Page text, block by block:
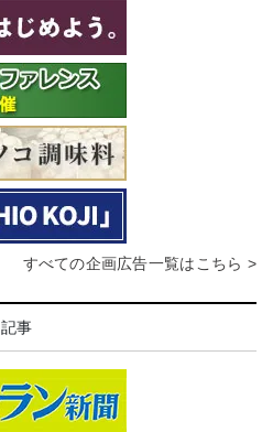
すべての企画広告一覧はこちら >
事